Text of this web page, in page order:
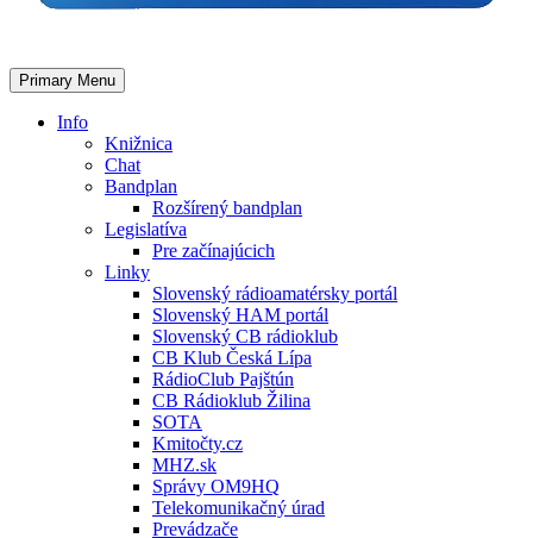
Primary Menu
Info
Knižnica
Chat
Bandplan
Rozšírený bandplan
Legislatíva
Pre začínajúcich
Linky
Slovenský rádioamatérsky portál
Slovenský HAM portál
Slovenský CB rádioklub
CB Klub Česká Lípa
RádioClub Pajštún
CB Rádioklub Žilina
SOTA
Kmitočty.cz
MHZ.sk
Správy OM9HQ
Telekomunikačný úrad
Prevádzače